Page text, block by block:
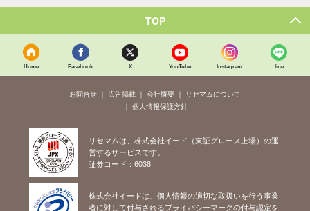
TOP
Home Facebook X YouTube Instagram line
お問合せ 広告掲載 会社概要
リセマムについて
個人情報保護方針
リセマムは、株式会社イード（東証グロース上場）の運
営するサービスです。
証券コード：6038
株式会社イードは、個人情報の適切な取扱いを行う事業
者に対して付与されるプライバシーマークの付与認定を